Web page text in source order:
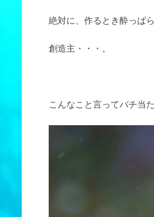
絶対に、作るとき酔っぱ
創造主・・・。
こんなこと言ってバチ当